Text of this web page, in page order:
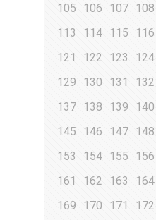
105
106 107 108
113
114 115 116
121
122 123 124
129
130 131 132
137 138 139 140
145
146 147 148
153
154 155 156
161
162 163 164
169
170 171 172